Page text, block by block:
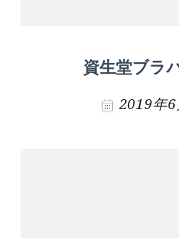
資生堂ブラ
2019年